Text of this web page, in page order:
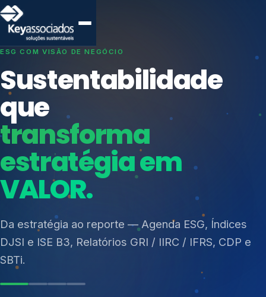
SISTEMAS DE GESTÃO OTIMIZADOS E INTEGRADOS
Conformidade que
protege seu
negócio.
Consultoria, auditoria e treinamentos em ISO 27001,
ISO 27701, ISO 42001, ISO 37001, ISO 9001, ISO
resíduos sólidos (PGRS/PMGRS).
Índices de Mercado
Mudanças Climáticas
Reputação e Cadeia
Reporte Regulatório